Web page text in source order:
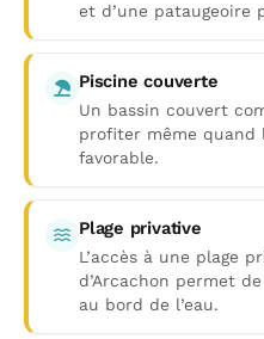
et d’une pataugeoire
Piscine couverte
Un bassin couvert
profiter même quand
favorable.
Plage privative
L’accès à une plage
d’Arcachon permet
au bord de l’eau.